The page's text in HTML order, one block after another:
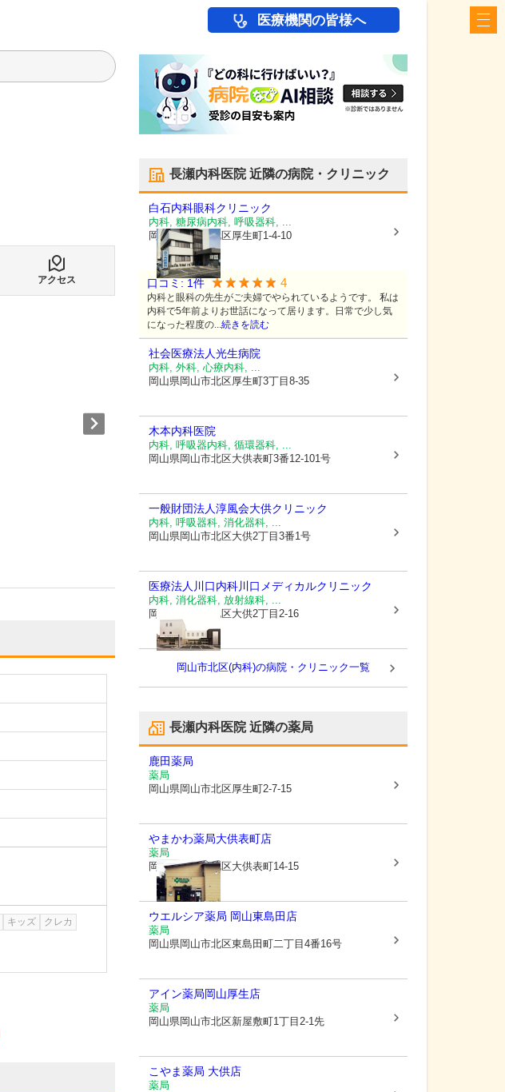
医療機関の皆様へ
アクセス
キッズ
クレカ
長瀬内科医院近隣の病院・クリニック
白石内科眼科クリニック
内科, 糖尿病内科, 呼吸器科, ...
岡山県岡山市北区厚生町1-4-10
口コミ: 1件 4
内科と眼科の先生がご夫婦でやられているようです。 私は
内科で5年前よりお世話になって居ります。日常で少し気
になった程度の...続きを読む
社会医療法人光生病院
内科, 外科, 心療内科, ...
岡山県岡山市北区厚生町3丁目8-35
木本内科医院
内科, 呼吸器内科, 循環器科, ...
岡山県岡山市北区大供表町3番12-101号
一般財団法人淳風会大供クリニック
内科, 呼吸器科, 消化器科, ...
岡山県岡山市北区大供2丁目3番1号
医療法人川口内科川口メディカルクリニック
内科, 消化器科, 放射線科, ...
岡山県岡山市北区大供2丁目2-16
岡山市北区(内科)の病院・クリニック一覧
長瀬内科医院近隣の薬局
鹿田薬局
薬局
岡山県岡山市北区厚生町2-7-15
やまかわ薬局大供表町店
薬局
岡山県岡山市北区大供表町14-15
ウエルシア薬局 岡山東島田店
薬局
岡山県岡山市北区東島田町二丁目4番16号
アイン薬局岡山厚生店
薬局
岡山県岡山市北区新屋敷町1丁目2-1先
こやま薬局 大供店
薬局